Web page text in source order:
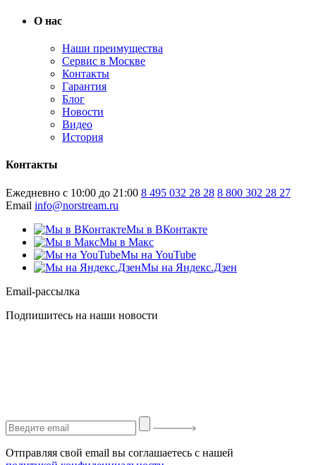
О нас
Наши преимущества
Сервис в Москве
Контакты
Гарантия
Блог
Новости
Видео
История
Контакты
Ежедневно с 10:00 до 21:00 8 495 032 28 28 8 800 302 28 27
Email info@norstream.ru
Мы в ВКонтакте
Мы в Макс
Мы на YouTube
Мы на Яндекс.Дзен
Email-рассылка
Подпишитесь на наши новости
Отправляя свой email вы соглашаетесь с нашей